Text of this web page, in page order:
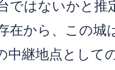
ではないかと推
在から、この城
中継地点として